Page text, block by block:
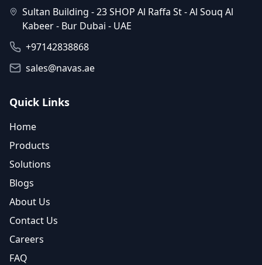
Sultan Building - 23 SHOP Al Raffa St - Al Souq Al
Kabeer - Bur Dubai - UAE
+97142838868
sales@navas.ae
Quick Links
Home
Products
Solutions
Blogs
About Us
Contact Us
Careers
FAQ